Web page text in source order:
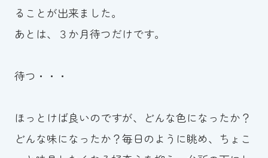
ることが出来ました。
あとは、３か月待つだけです。
待つ・・・
ほっとけば良いのですが、どんな色になったか？
どんな味になったか？毎日のように眺め、ちょこ